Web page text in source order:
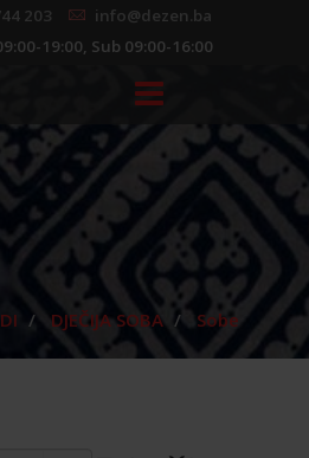
203
info@dezen.ba
19:00, Sub 09:00-16:00
DJEČIJA SOBA Sobe